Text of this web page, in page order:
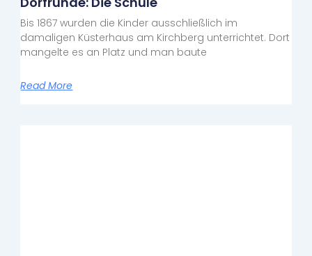
Bis 1867 wurden die Kinder ausschließlich im
damaligen Küsterhaus am Kirchberg unterrichtet. Dort
mangelte es an Platz und man baute
Read More